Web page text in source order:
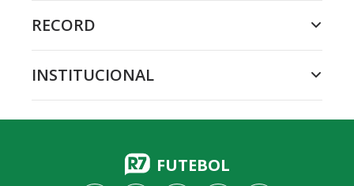
RECORD
INSTITUCIONAL
FUTEBOL